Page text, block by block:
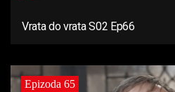
Vrata do vrata S02 Ep66
Epizoda 65